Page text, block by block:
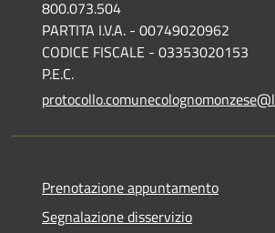
800.073.504
PARTITA I.V.A. - 00749020962
CODICE FISCALE - 03353020153
P.E.C.
Prenotazione appuntamento
Segnalazione disservizio